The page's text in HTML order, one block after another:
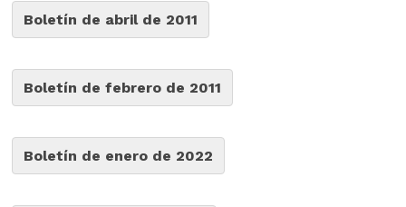
Boletín de abril de 2011
Boletín de febrero de 2011
Boletín de enero de 2022